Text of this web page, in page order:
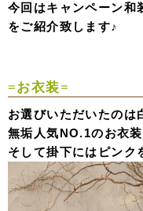
今回はキャンペーン和
をご紹介致します♪
=お衣装=
お選びいただいたのは
無垢人気NO.1のお衣装
そして掛下にはピンク